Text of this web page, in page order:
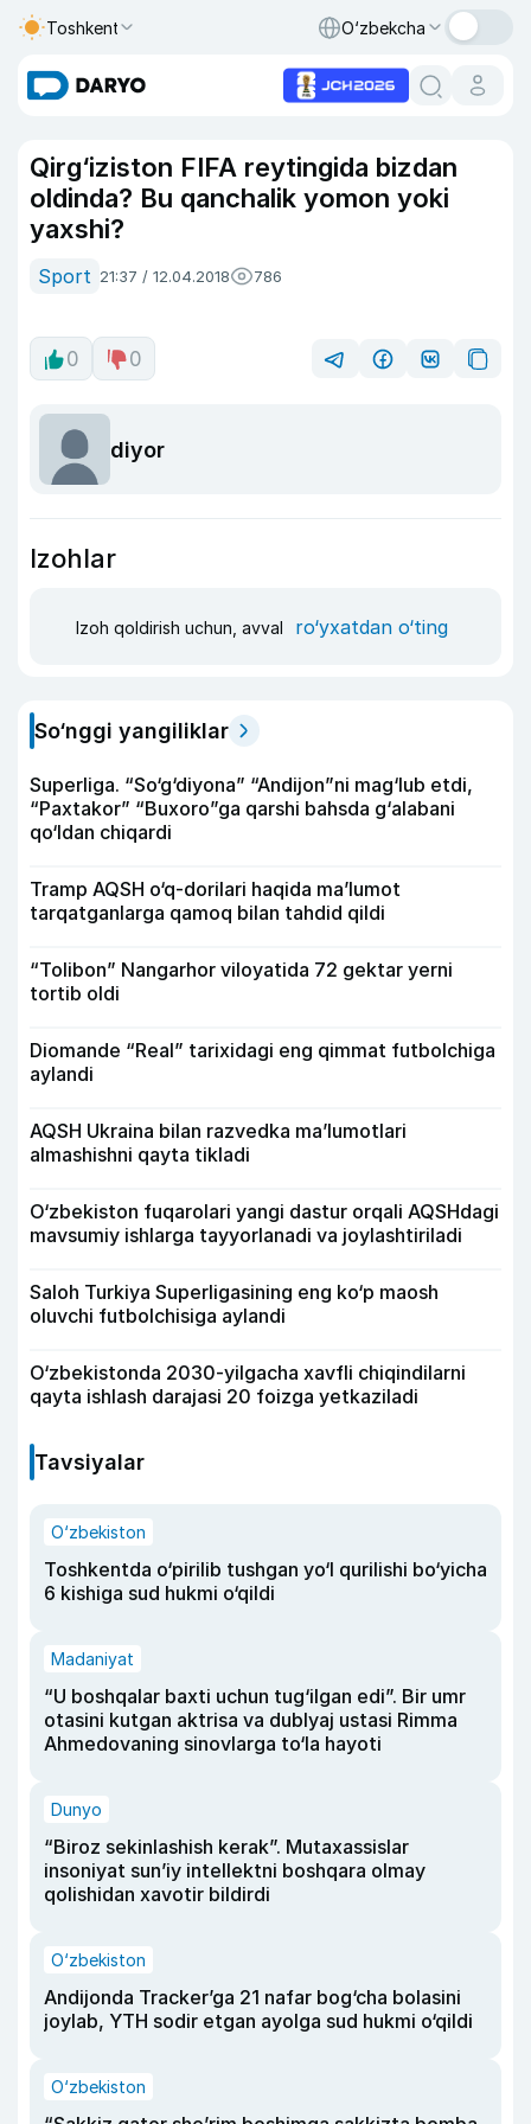
Toshkent O‘zbekcha
Qirg‘iziston FIFA reytingida bizdan
oldinda? Bu qanchalik yomon yoki
yaxshi?
Sport 21:37 / 12.04.2018 786
0 0
diyor
Izohlar
Izoh qoldirish uchun, avval ro‘yxatdan o‘ting
So‘nggi yangiliklar
Superliga. “So‘g‘diyona” “Andijon”ni mag‘lub etdi,
“Paxtakor” “Buxoro”ga qarshi bahsda g‘alabani
qo‘ldan chiqardi
Tramp AQSH o‘q-dorilari haqida ma’lumot
tarqatganlarga qamoq bilan tahdid qildi
“Tolibon” Nangarhor viloyatida 72 gektar yerni
tortib oldi
Diomande “Real” tarixidagi eng qimmat futbolchiga
aylandi
AQSH Ukraina bilan razvedka ma’lumotlari
almashishni qayta tikladi
O‘zbekiston fuqarolari yangi dastur orqali AQSHdagi
mavsumiy ishlarga tayyorlanadi va joylashtiriladi
Saloh Turkiya Superligasining eng ko‘p maosh
oluvchi futbolchisiga aylandi
O‘zbekistonda 2030-yilgacha xavfli chiqindilarni
qayta ishlash darajasi 20 foizga yetkaziladi
Tavsiyalar
O‘zbekiston
Toshkentda o‘pirilib tushgan yo‘l qurilishi bo‘yicha
6 kishiga sud hukmi o‘qildi
Madaniyat
“U boshqalar baxti uchun tug‘ilgan edi”. Bir umr
otasini kutgan aktrisa va dublyaj ustasi Rimma
Ahmedovaning sinovlarga to‘la hayoti
Dunyo
“Biroz sekinlashish kerak”. Mutaxassislar
insoniyat sun’iy intellektni boshqara olmay
qolishidan xavotir bildirdi
O‘zbekiston
Andijonda Tracker’ga 21 nafar bog‘cha bolasini
joylab, YTH sodir etgan ayolga sud hukmi o‘qildi
O‘zbekiston